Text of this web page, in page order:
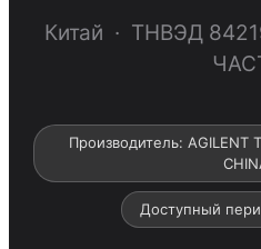
Китай · ТНВЭД
Производитель: AGILENT
Доступный